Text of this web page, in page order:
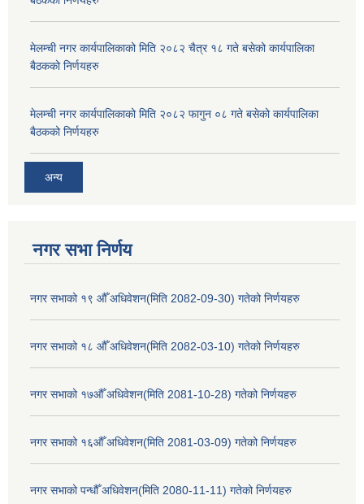
मेलम्ची नगर कार्यपालिकाको मिति २०८२ चैत्र १८ गते बसेको कार्यपालिका
बैठकको निर्णयहरु
मेलम्ची नगर कार्यपालिकाको मिति २०८२ फागुन ०८ गते बसेको कार्यपालिका
बैठकको निर्णयहरु
अन्य
नगर सभा निर्णय
नगर सभाको १९ औँ अधिवेशन(मिति 2082-09-30) गतेको निर्णयहरु
नगर सभाको १८ औँ अधिवेशन(मिति 2082-03-10) गतेको निर्णयहरु
नगर सभाको १७औँ अधिवेशन(मिति 2081-10-28) गतेको निर्णयहरु
नगर सभाको १६औँ अधिवेशन(मिति 2081-03-09) गतेको निर्णयहरु
नगर सभाको पन्धौँ अधिवेशन(मिति 2080-11-11) गतेको निर्णयहरु